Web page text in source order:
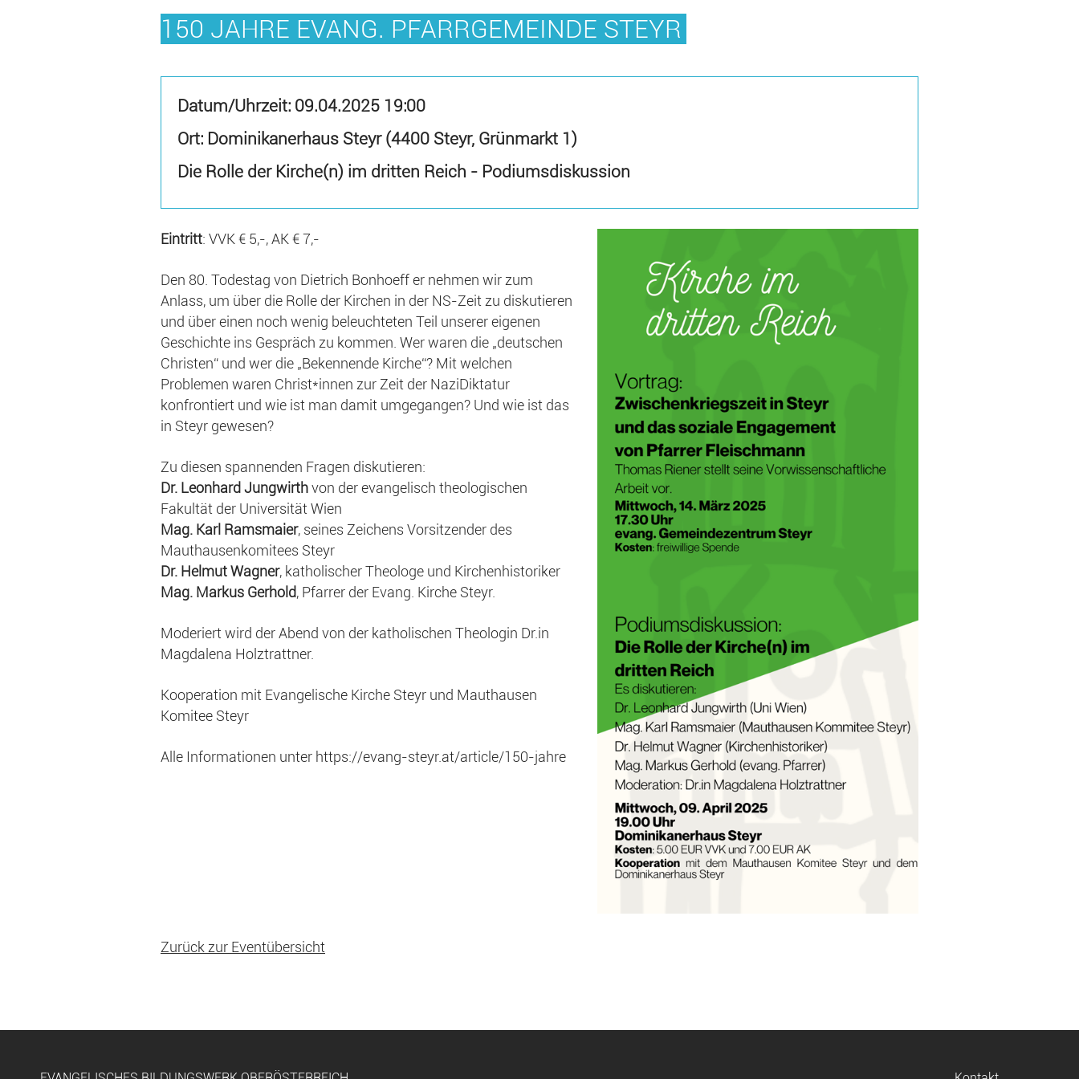
150 JAHRE EVANG. PFARRGEMEINDE STEYR
Datum/Uhrzeit: 09.04.2025 19:00
Ort: Dominikanerhaus Steyr (4400 Steyr, Grünmarkt 1)
Die Rolle der Kirche(n) im dritten Reich - Podiumsdiskussion
Eintritt: VVK € 5,-, AK € 7,-
Den 80. Todestag von Dietrich Bonhoeff er nehmen wir zum
Anlass, um über die Rolle der Kirchen in der NS-Zeit zu diskutieren
und über einen noch wenig beleuchteten Teil unserer eigenen
Geschichte ins Gespräch zu kommen. Wer waren die „deutschen
Christen“ und wer die „Bekennende Kirche“? Mit welchen
Problemen waren Christ*innen zur Zeit der NaziDiktatur
konfrontiert und wie ist man damit umgegangen? Und wie ist das
in Steyr gewesen?
Zu diesen spannenden Fragen diskutieren:
Dr. Leonhard Jungwirth von der evangelisch theologischen
Fakultät der Universität Wien
Mag. Karl Ramsmaier, seines Zeichens Vorsitzender des
Mauthausenkomitees Steyr
Dr. Helmut Wagner, katholischer Theologe und Kirchenhistoriker
Mag. Markus Gerhold, Pfarrer der Evang. Kirche Steyr.
Moderiert wird der Abend von der katholischen Theologin Dr.in
Magdalena Holztrattner.
Kooperation mit Evangelische Kirche Steyr und Mauthausen
Komitee Steyr
Alle Informationen unter https://evang-steyr.at/article/150-jahre
Zurück zur Eventübersicht